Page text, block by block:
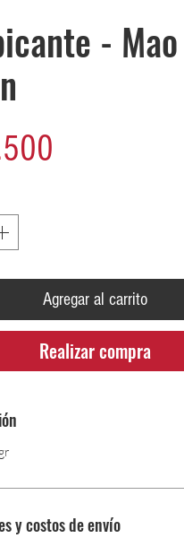
- Mao
Agregar al carrito
Realizar compra
y costos de envío